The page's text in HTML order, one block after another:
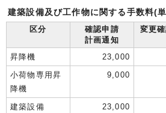
建築設備及び工作物に関する手数料(
区分
確認申請
計画通知
変更
昇降機 23,000
小荷物専用昇
降機
9,000
建築設備 23,000